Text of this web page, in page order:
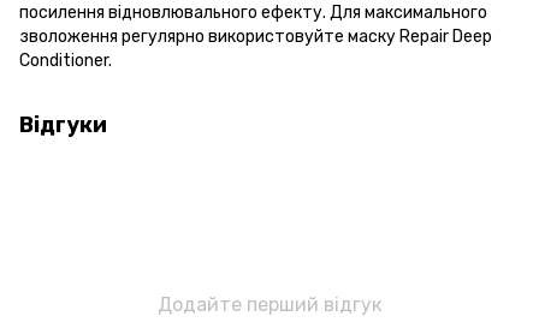
посилення відновлювального ефекту. Для максимального
зволоження регулярно використовуйте маску Repair Deep
Conditioner.
Відгуки
Додайте перший відгук